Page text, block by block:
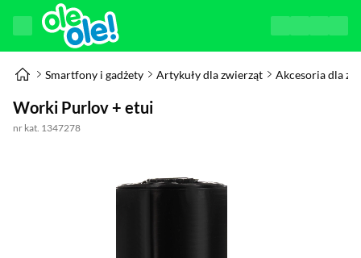
Smartfony i gadżety Artykuły dla zwierząt Akcesoria dla
Worki Purlov + etui
nr kat. 1347278